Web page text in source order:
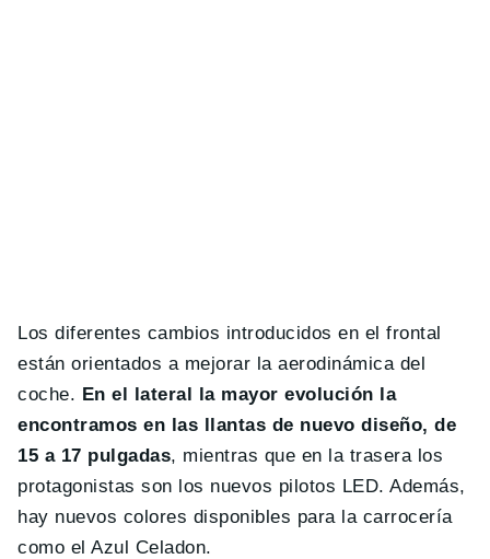
Los diferentes cambios introducidos en el frontal
están orientados a mejorar la aerodinámica del
coche. En el lateral la mayor evolución la
encontramos en las llantas de nuevo diseño, de
15 a 17 pulgadas, mientras que en la trasera los
protagonistas son los nuevos pilotos LED. Además,
hay nuevos colores disponibles para la carrocería
como el Azul Celadon.